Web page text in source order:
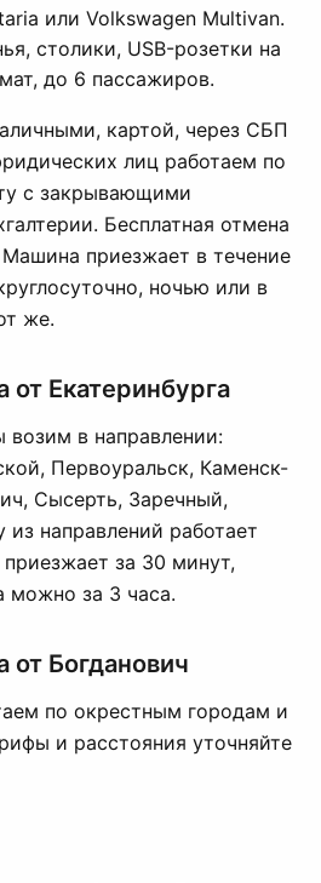
или Volkswagen Multivan.
столики, USB-розетки на
до 6 пассажиров.
картой, через СБП
лиц работаем по
с закрывающими
Бесплатная отмена
приезжает в течение
ночью или в
же.
от Екатеринбурга
возим в направлении:
Первоуральск, Каменск-
Сысерть, Заречный,
направлений работает
за 30 минут,
можно за 3 часа.
от Богданович
по окрестным городам и
и расстояния уточняйте